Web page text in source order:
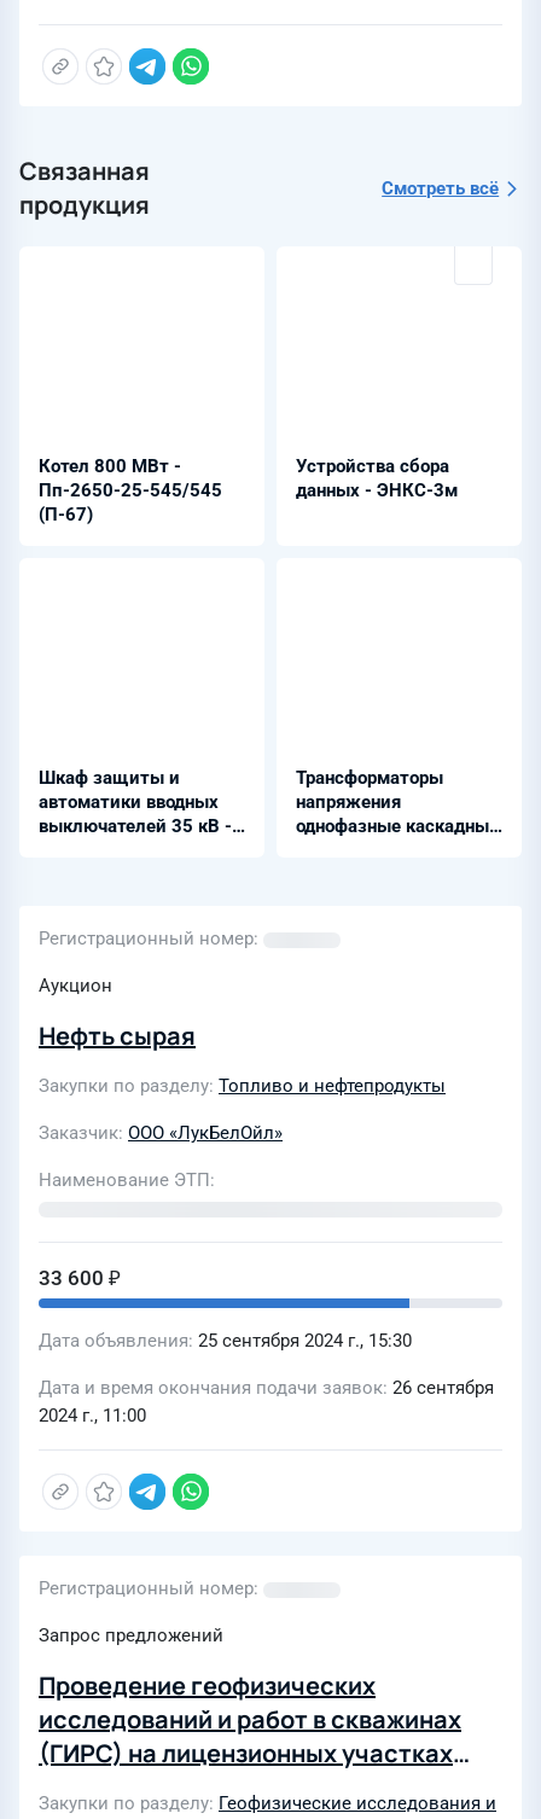
Связанная
продукция
Смотреть всё
Котел 800 МВт -
Пп-2650-25-545/545
(П-67)
Устройства сбора
данных - ЭНКС-3м
Шкаф защиты и
автоматики вводных
выключателей 35 кВ -
Трансформаторы
напряжения
однофазные каскадные
Регистрационный номер
Аукцион
Нефть сырая
Закупки по разделу Топливо и нефтепродукты
Заказчик ООО «ЛукБелОйл»
Наименование ЭТП
33 600 ₽
Дата объявления 25 сентября 2024 г., 15:30
Дата и время окончания подачи заявок 26 сентября
2024 г., 11:00
Регистрационный номер
Запрос предложений
Проведение геофизических
исследований и работ в скважинах
(ГИРС) на лицензионных участках
ООО "ЛукБелОйл" в 2025г
Закупки по разделу Геофизические исследования и